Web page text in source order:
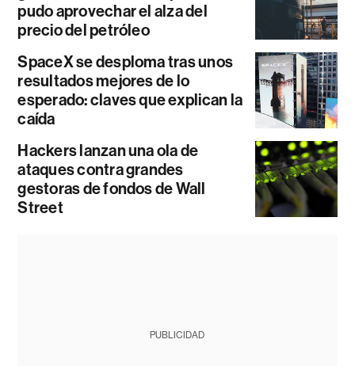
pudo aprovechar el alza del
precio del petróleo
SpaceX se desploma tras unos
resultados mejores de lo
esperado: claves que explican la
caída
Hackers lanzan una ola de
ataques contra grandes
gestoras de fondos de Wall
Street
PUBLICIDAD